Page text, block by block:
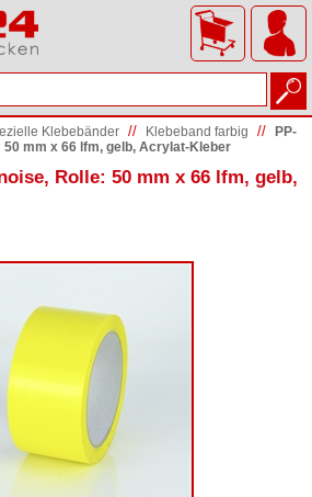
Klebebänder // Klebeband farbig //
PP-
50 mm x 66 lfm, gelb, Acrylat-Kleber
Rolle: 50 mm x 66 lfm, gelb,